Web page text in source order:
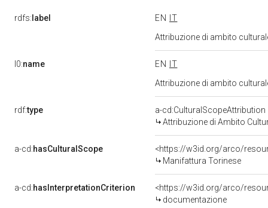
rdfs: label EN
IT
Attribuzione di ambito
l0:name EN
IT
Attribuzione di ambito
rdf:type
a-cd:CulturalScopeAttribution
Attribuzione di Ambito
a-cd:hasCulturalScope
<https://w3id.org/arco/
Manifattura Torinese
a-cd:hasInterpretationCriterion
<https://w3id.org/arco/
documentazione